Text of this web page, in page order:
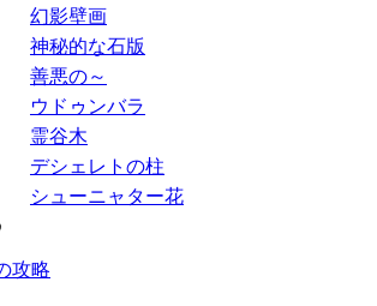
幻影壁画
神秘的な石版
善悪の～
ウドゥンバラ
霊谷木
デシェレトの柱
シューニャター花
攻略